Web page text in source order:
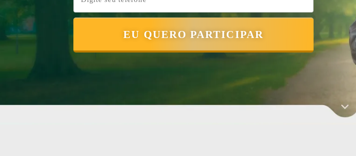
EU QUERO PARTICIPAR